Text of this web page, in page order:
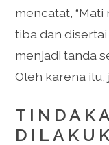
mencatat,
tiba dan
menjadi tanda
Oleh karena itu,